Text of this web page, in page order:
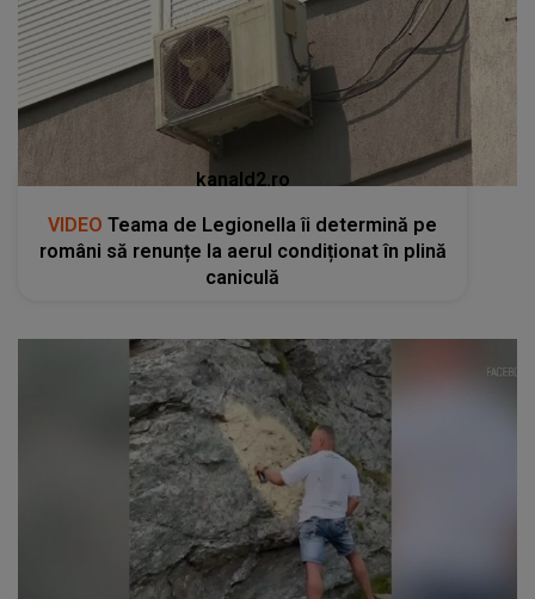
kanald2.ro
VIDEO Teama de Legionella îi determină pe
români să renunțe la aerul condiționat în plină
caniculă